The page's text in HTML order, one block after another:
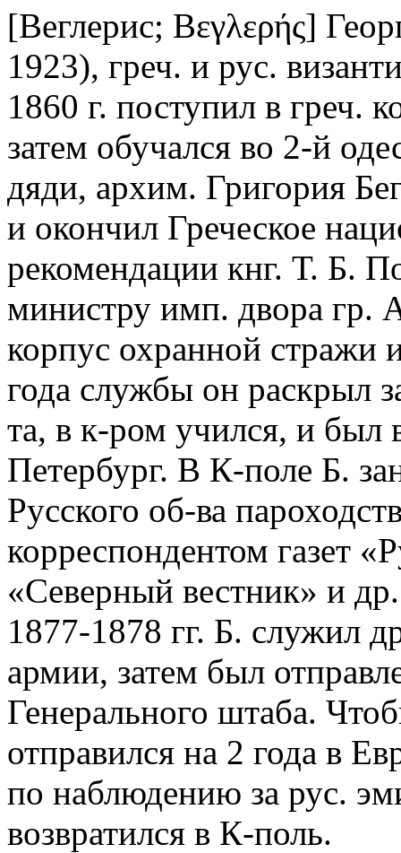
[Веглерис; Βεγλερής]
1923), греч. и рус.
1860 г. поступил в греч.
затем обучался во 2-й
дяди, архим. Григория
и окончил Греческое
рекомендации кнг. Т. Б.
министру имп. двора гр.
корпус охранной стражи
года службы он раскрыл
та, в к-ром учился, и
Петербург. В К-поле Б.
Русского об-ва
корреспондентом газет
«Северный вестник» и
1877-1878 гг. Б. служил
армии, затем был
Генерального штаба.
отправился на 2 года в
по наблюдению за рус.
возвратился в К-поль.